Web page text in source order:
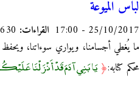
لباس الميوعة
25/10/2017 - 17:00 القراءات:
ما يُغطي أجسامنا، ويواري سوءاتنا، ويحفظ
محكم كتابه:﴿ يَا بَنِي آدَمَ قَدْ أَنْزَلْنَا